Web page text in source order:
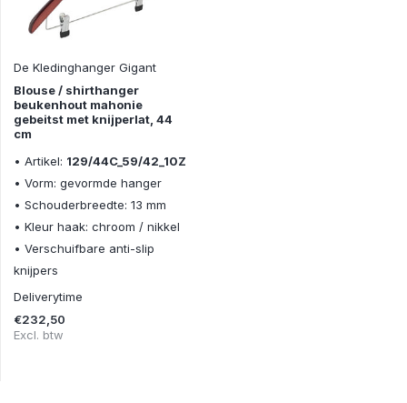
De Kledinghanger Gigant
Blouse / shirthanger
beukenhout mahonie
gebeitst met knijperlat, 44
cm
• Artikel: 129/44C_59/42_10Z
• Vorm: gevormde hanger
• Schouderbreedte: 13 mm
• Kleur haak: chroom / nikkel
• Verschuifbare anti-slip
knijpers
Deliverytime
€232,50
Excl. btw